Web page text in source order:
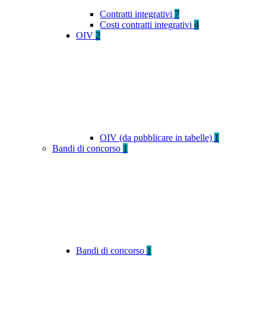
Contratti integrativi 7
Costi contratti integrativi 4
OIV 2
OIV (da pubblicare in tabelle) 1
Bandi di concorso 1
Bandi di concorso 1